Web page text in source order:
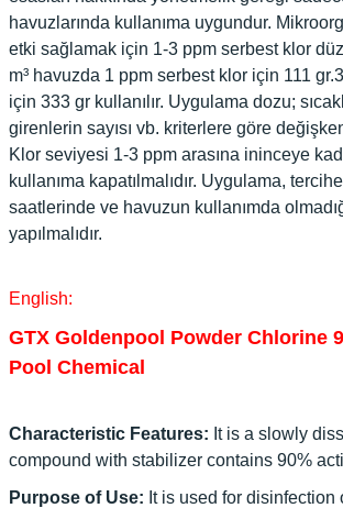
havuzlarında kullanıma uygundur.
etki sağlamak için 1-3 ppm serbest klor
m³ havuzda 1 ppm serbest klor için 111
için 333 gr kullanılır. Uygulama dozu;
girenlerin sayısı vb. kriterlere göre
Klor seviyesi 1-3 ppm arasına ininceye
kullanıma kapatılmalıdır. Uygulama,
saatlerinde ve havuzun kullanımda
yapılmalıdır.
English:
GTX Goldenpool Powder Chlorine
Pool Chemical
Characteristic Features: It is a slowly
compound with stabilizer contains 90%
Purpose of Use: It is used for disinfection